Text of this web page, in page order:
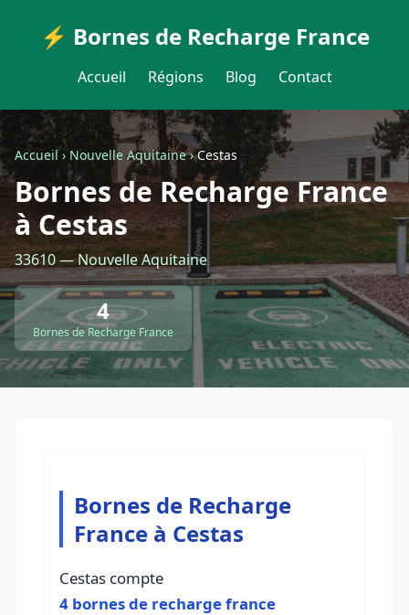
⚡ Bornes de Recharge France
Accueil Régions Blog Contact
Accueil›Nouvelle Aquitaine›Cestas
Bornes de Recharge France
à Cestas
33610 — Nouvelle Aquitaine
4
Bornes de Recharge France
Bornes de Recharge
France à Cestas
Cestas compte
4 bornes de recharge france